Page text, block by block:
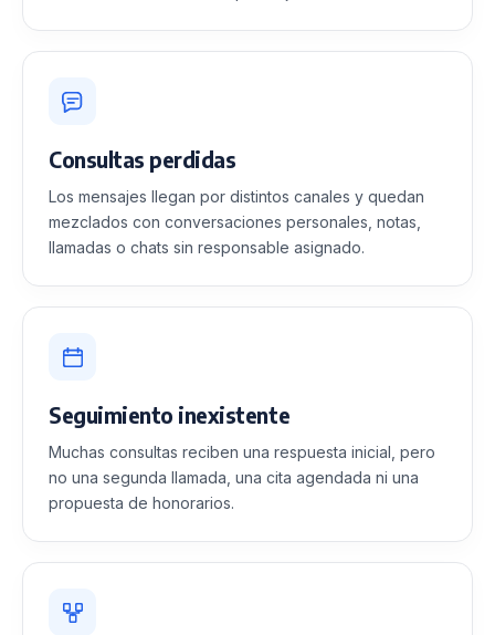
Consultas perdidas
Los mensajes llegan por distintos canales y quedan
mezclados con conversaciones personales, notas,
llamadas o chats sin responsable asignado.
Seguimiento inexistente
Muchas consultas reciben una respuesta inicial, pero
no una segunda llamada, una cita agendada ni una
propuesta de honorarios.